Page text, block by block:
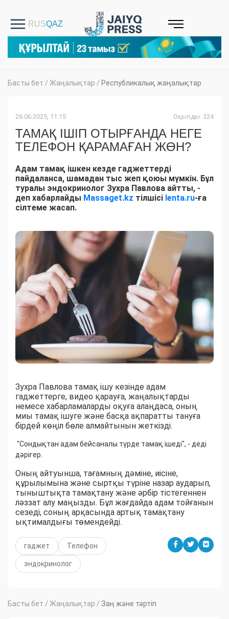
Басты бет / Жаңалықтар / Республикалық жаңалықтар
26.06.2025, 11:15 Оқылды: 324
ТАМАҚ ІШІП ОТЫРҒАНДА НЕГЕ
ТЕЛЕФОН ҚАРАМАҒАН ЖӨН?
Адам тамақ ішкен кезде гаджеттерді
пайдаланса, шамадан тыс жеп қоюы мүмкін. Бұл
туралы эндокринолог Зухра Павлова айтты, -
деп хабарлайды Massaget.kz тілшісі lenta.ru-ға
сілтеме жасап.
Зухра Павлова тамақ ішу кезінде адам
гаджеттерге, видео қарауға, жаңалықтарды
немесе хабарламаларды оқуға алаңдаса, оның
миы тамақ ішуге және басқа ақпаратты тануға
бірдей көңіл бөле алмайтынын жеткізді.
"Сондықтан адам бейсаналы түрде тамақ ішеді", - деді
дәрігер.
Оның айтуынша, тағамның дәміне, иісіне,
құрылымына және сыртқы түріне назар аударып,
тыныштықта тамақтану және әрбір тістегеннен
ләззат алу маңызды. Бұл жағдайда адам тойғанын
сезеді, соның арқасында артық тамақтану
ықтималдығы төмендейді.
гаджет Телефон
эндокринолог
Басты бет / Жаңалықтар / Заң және тәртіп